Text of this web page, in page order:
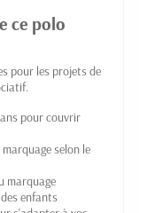
ce polo
pour les projets de
pour couvrir
selon le
marquage
enfants